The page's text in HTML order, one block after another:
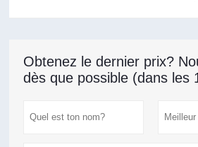
Obtenez le dernier prix?
dès que possible (dans les